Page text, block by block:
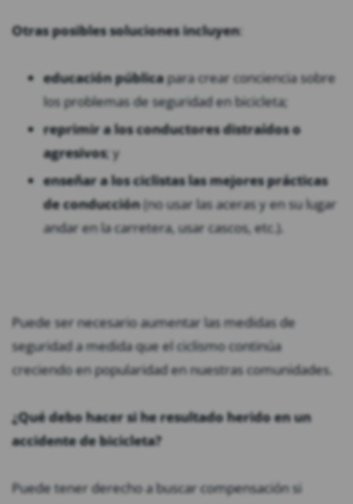
Otras posibles soluciones incluyen:
educación públicapara crear conciencia sobre
los problemas de seguridad en bicicleta;
reprimir a los conductores distraídos o
agresivos; y
enseñar a los ciclistas las mejores prácticas
de conducción(no usar las aceras y en su lugar
andar en la carretera, usar cascos, etc.).
Puede ser necesario aumentar las medidas de
seguridad a medida que el ciclismo continúa
creciendo en popularidad en nuestras comunidades.
¿Qué debo hacer si he resultado herido en un
accidente de bicicleta?
Puede tener derecho a buscar compensación si